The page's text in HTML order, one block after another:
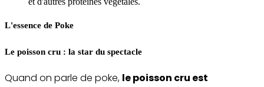
L'essence de Poke
Le poisson cru : la star du spectacle
Quand on parle de poke, le poisson cru est